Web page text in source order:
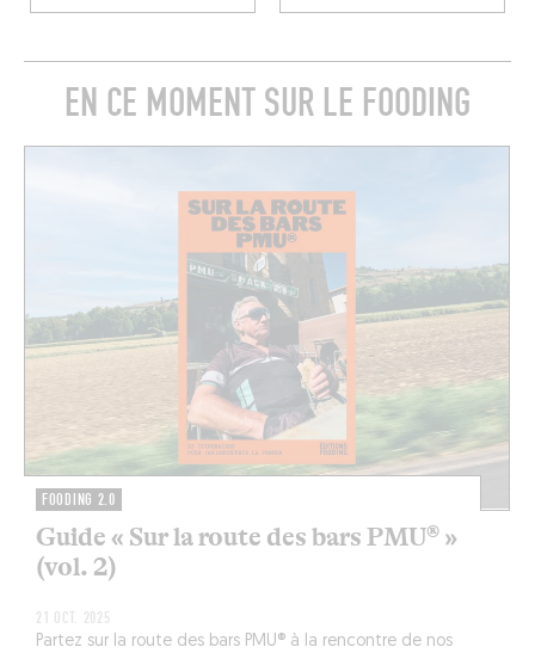
EN CE MOMENT SUR LE FOODING
FOODING 2.0
Guide « Sur la route des bars PMU® »
(vol. 2)
21 OCT. 2025
Partez sur la route des bars PMU® à la rencontre de nos